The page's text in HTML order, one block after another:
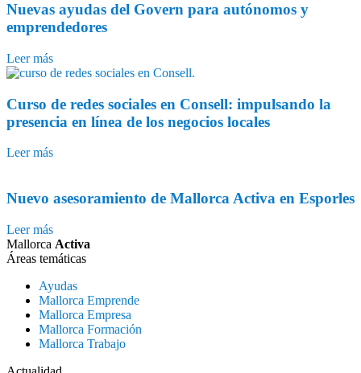
Nuevas ayudas del Govern para autónomos y
emprendedores
Leer más
Curso de redes sociales en Consell: impulsando la
presencia en línea de los negocios locales
Leer más
Nuevo asesoramiento de Mallorca Activa en Esporles
Leer más
Mallorca Activa
Áreas temáticas
Ayudas
Mallorca Emprende
Mallorca Empresa
Mallorca Formación
Mallorca Trabajo